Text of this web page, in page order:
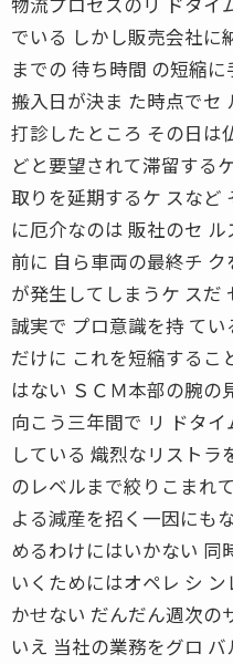
でいる しかし販売会社に
までの 待ち時間 の短縮
搬入日が決ま た時点でセ
打診したところ その日は
どと要望されて滞留する
取りを延期するケ スなど
に厄介なのは 販社のセ
前に 自ら車両の最終チ
が発生してしまうケ スだ
誠実で プロ意識を持 て
だけに これを短縮するこ
はない ＳＣＭ本部の腕の
向こう三年間で リ ドタ
している 熾烈なリストラ
のレベルまで絞りこまれ
よる減産を招く一因にも
めるわけにはいかない 同
いくためにはオペレ シ
かせない だんだん週次の
いえ 当社の業務をグロ